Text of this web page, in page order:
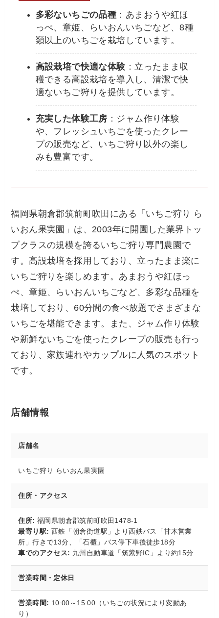
多彩ないちごの品種 ：あまおうや紅ほ
っぺ、章姫、らいおんいちごなど、8種
類以上のいちごを栽培しています。
高設栽培で快適な体験 ：立ったまま収
穫できる高設栽培を導入し、清潔で快
適ないちご狩りを提供しています。
充実した体験工房 ：ジャム作り体験
や、フレッシュいちごを使ったクレー
プの販売など、いちご狩り以外の楽し
みも豊富です。
福岡県朝倉郡筑前町吹田にある「いちご狩り ら
いおん果実園」は、2003年に開園した業界トッ
プクラスの規模を誇るいちご狩り専門農園で
す。高設栽培を採用しており、立ったまま楽に
いちご狩りを楽しめます。あまおうや紅ほっ
ぺ、章姫、らいおんいちごなど、多彩な品種を
栽培しており、60分間の食べ放題でさまざまな
いちごを堪能できます。また、ジャム作り体験
や新鮮ないちごを使ったクレープの販売も行っ
ており、家族連れやカップルに人気のスポット
です。
店舗情報
店舗名
いちご狩り らいおん果実園
住所・アクセス
住所: 福岡県朝倉郡筑前町吹田1478-1
最寄り駅: 西鉄「朝倉街道駅」より西鉄バス「甘木営業
所」行きで13分、「石櫃」バス停下車後徒歩18分
車でのアクセス: 九州自動車道「筑紫野IC」より約15分
営業時間・定休日
営業時間: 10:00～15:00（いちごの状況により変動あ
り）